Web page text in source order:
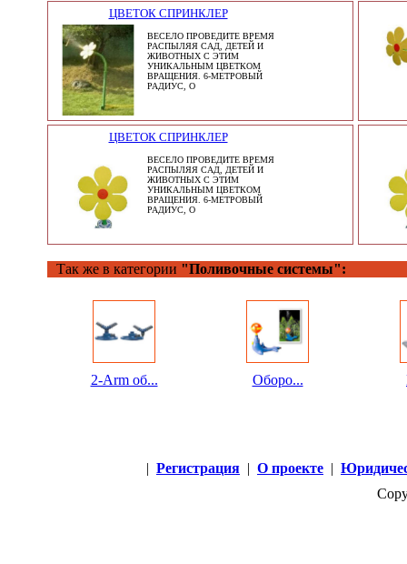
ЦВЕТОК СПРИНКЛЕР
ВЕСЕЛО ПРОВЕДИТЕ ВРЕМЯ
РАСПЫЛЯЯ САД, ДЕТЕЙ И
ЖИВОТНЫХ С ЭТИМ
УНИКАЛЬНЫМ ЦВЕТКОМ
ВРАЩЕНИЯ. 6-МЕТРОВЫЙ
РАДИУС, О
ЦВЕТОК СПРИНКЛЕР
ВЕСЕЛО ПРОВЕДИТЕ ВРЕМЯ
РАСПЫЛЯЯ САД, ДЕТЕЙ И
ЖИВОТНЫХ С ЭТИМ
УНИКАЛЬНЫМ ЦВЕТКОМ
ВРАЩЕНИЯ. 6-МЕТРОВЫЙ
РАДИУС, О
Так же в категории "Поливочные системы":
2-Arm об... Оборо...
| Регистрация | О проекте |